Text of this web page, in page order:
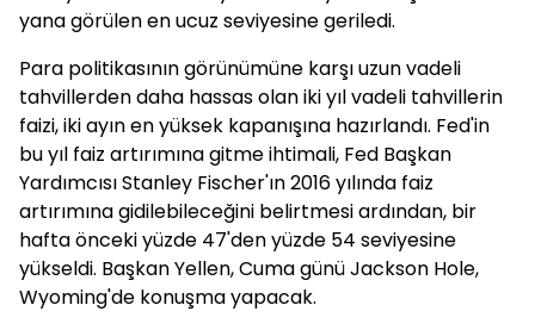
yana görülen en ucuz seviyesine geriledi.
Para politikasının görünümüne karşı uzun vadeli
tahvillerden daha hassas olan iki yıl vadeli tahvillerin
faizi, iki ayın en yüksek kapanışına hazırlandı. Fed'in
bu yıl faiz artırımına gitme ihtimali, Fed Başkan
Yardımcısı Stanley Fischer'ın 2016 yılında faiz
artırımına gidilebileceğini belirtmesi ardından, bir
hafta önceki yüzde 47'den yüzde 54 seviyesine
yükseldi. Başkan Yellen, Cuma günü Jackson Hole,
Wyoming'de konuşma yapacak.